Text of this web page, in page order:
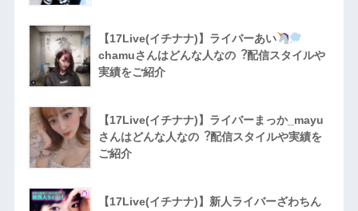
【17Live(イチナナ)】ライバーあい
chamuさんはどんな人なの︖配信スタイルや
実績をご紹介
【17Live(イチナナ)】ライバーまっか_mayu
さんはどんな人なの︖配信スタイルや実績を
ご紹介
【17Live(イチナナ)】新人ライバーざわちん